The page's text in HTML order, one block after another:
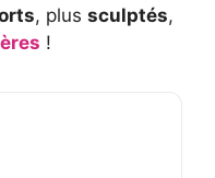
, plus sculptés,
!